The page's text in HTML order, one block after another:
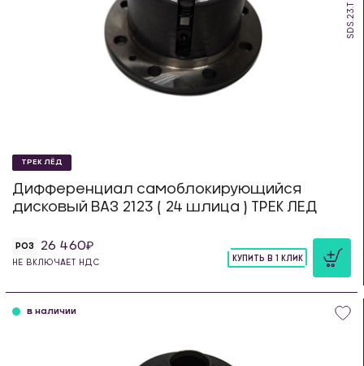
SDS.23.T
ТРЕК ЛЁД
Дифференциал самоблокирующийся
дисковый ВАЗ 2123 ( 24 шлица ) ТРЕК ЛЕД
РОЗ 26 460
НЕ ВКЛЮЧАЕТ НДС
КУПИТЬ В 1 КЛИК
в наличии